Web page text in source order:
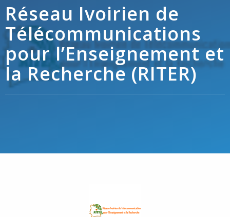
Réseau Ivoirien de
Télécommunications
pour l’Enseignement et
la Recherche (RITER)